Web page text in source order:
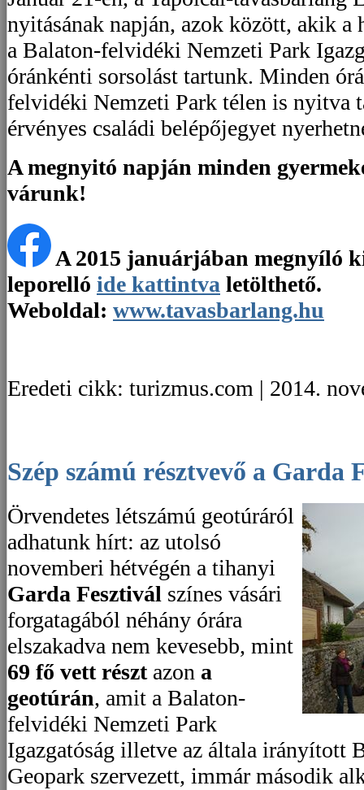
nyitásának napján, azok között, akik a
a Balaton-felvidéki Nemzeti Park
óránkénti sorsolást tartunk. Minden
felvidéki Nemzeti Park télen is nyitva
érvényes családi belépőjegyet
A megnyitó napján minden
várunk!
A 2015 januárjában megnyíló
leporelló ide kattintva letölthető.
Weboldal: www.tavasbarlang.hu
Eredeti cikk: turizmus.com | 2014.
Szép számú résztvevő a
Örvendetes létszámú geotúráról
adhatunk hírt: az utolsó
novemberi hétvégén a tihanyi
Garda Fesztivál színes vásári
forgatagából néhány órára
elszakadva nem kevesebb, mint
69 fő vett részt azon a
geotúrán, amit a Balaton-
felvidéki Nemzeti Park
Igazgatóság illetve az általa irányított
Geopark szervezett, immár második